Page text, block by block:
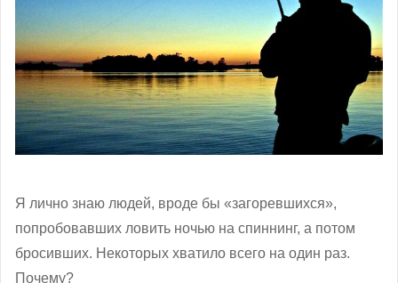
Я лично знаю людей, вроде бы «загоревшихся»,
попробовавших ловить ночью на спиннинг, а потом
бросивших. Некоторых хватило всего на один раз.
Почему?